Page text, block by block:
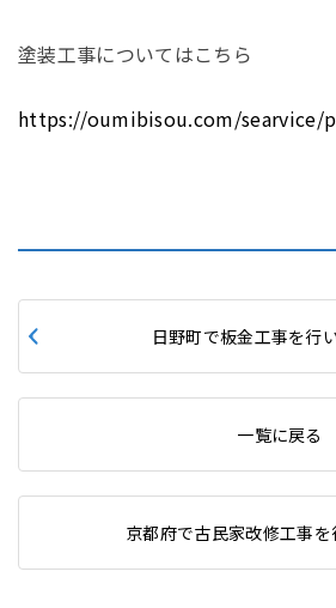
塗装工事についてはこちら
https://oumibisou.com/searvice/
日野町で板金工事を行
一覧に戻る
京都府で古民家改修工事を